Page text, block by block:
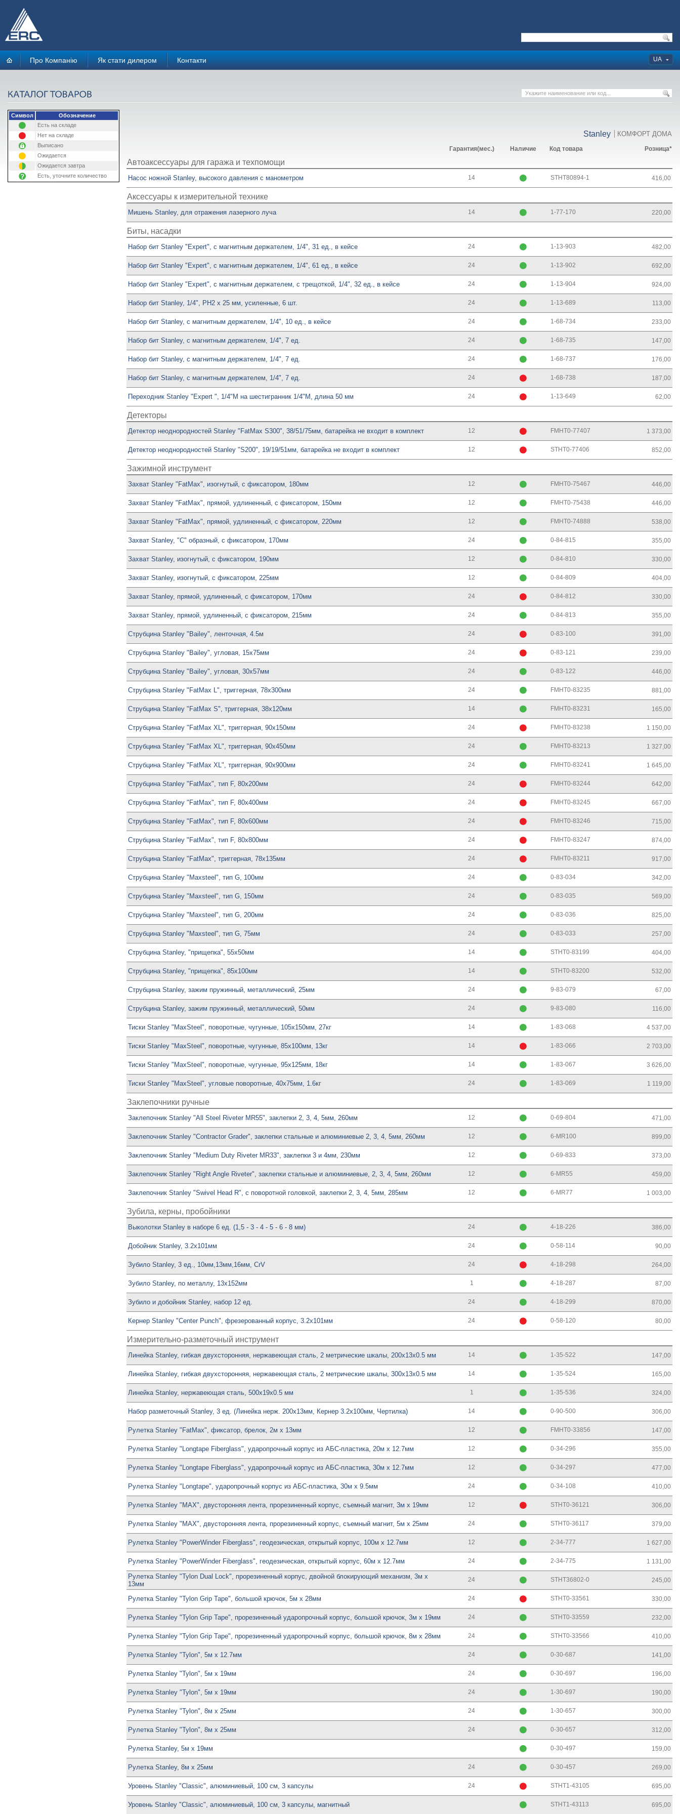
UA
Про Компанію Як стати дилером Контакти
Символ
Обозначение
Есть на складе
Нет на складе
Выписано
Ожидается
Ожидается завтра
Есть, уточните количество
КОМФОРТ ДОМА
Stanley
Гарантия(мес.) Наличие Код товара Розница*
Автоаксессуары для гаража и техпомощи
Насос ножной Stanley, высокого давления с манометром 14 STHT80894-1 416,00
Аксессуары к измерительной технике
Мишень Stanley, для отражения лазерного луча 14 1-77-170 220,00
Биты, насадки
Набор бит Stanley "Expert", с магнитным держателем, 1/4", 31 ед., в кейсе 24 1-13-903 482,00
Набор бит Stanley "Expert", с магнитным держателем, 1/4", 61 ед., в кейсе 24 1-13-902 692,00
Набор бит Stanley "Expert", с магнитным держателем, с трещоткой, 1/4", 32 ед., в кейсе 24 1-13-904 924,00
Набор бит Stanley, 1/4", PH2 х 25 мм, усиленные, 6 шт. 24 1-13-689 113,00
Набор бит Stanley, с магнитным держателем, 1/4", 10 ед., в кейсе 24 1-68-734 233,00
Набор бит Stanley, с магнитным держателем, 1/4", 7 ед. 24 1-68-735 147,00
Набор бит Stanley, с магнитным держателем, 1/4", 7 ед. 24 1-68-737 176,00
Набор бит Stanley, с магнитным держателем, 1/4", 7 ед. 24 1-68-738 187,00
Переходник Stanley "Expert ", 1/4"М на шестигранник 1/4"М, длина 50 мм 24 1-13-649 62,00
Детекторы
Детектор неоднородностей Stanley "FatMax S300", 38/51/75мм, батарейка не входит в комплект 12 FMHT0-77407 1 373,00
Детектор неоднородностей Stanley "S200", 19/19/51мм, батарейка не входит в комплект 12 STHT0-77406 852,00
Зажимной инструмент
Захват Stanley "FatMax", изогнутый, с фиксатором, 180мм 12 FMHT0-75467 446,00
Захват Stanley "FatMax", прямой, удлиненный, с фиксатором, 150мм 12 FMHT0-75438 446,00
Захват Stanley "FatMax", прямой, удлиненный, с фиксатором, 220мм 12 FMHT0-74888 538,00
Захват Stanley, "С" образный, с фиксатором, 170мм 24 0-84-815 355,00
Захват Stanley, изогнутый, с фиксатором, 190мм 12 0-84-810 330,00
Захват Stanley, изогнутый, с фиксатором, 225мм 12 0-84-809 404,00
Захват Stanley, прямой, удлиненный, с фиксатором, 170мм 24 0-84-812 330,00
Захват Stanley, прямой, удлиненный, с фиксатором, 215мм 24 0-84-813 355,00
Струбцина Stanley "Bailey", ленточная, 4.5м 24 0-83-100 391,00
Струбцина Stanley "Bailey", угловая, 15х75мм 24 0-83-121 239,00
Струбцина Stanley "Bailey", угловая, 30х57мм 24 0-83-122 446,00
Струбцина Stanley "FatMax L", триггерная, 78х300мм 24 FMHT0-83235 881,00
Струбцина Stanley "FatMax S", триггерная, 38х120мм 14 FMHT0-83231 165,00
Струбцина Stanley "FatMax XL", триггерная, 90х150мм 24 FMHT0-83238 1 150,00
Струбцина Stanley "FatMax XL", триггерная, 90х450мм 24 FMHT0-83213 1 327,00
Струбцина Stanley "FatMax XL", триггерная, 90х900мм 24 FMHT0-83241 1 645,00
Струбцина Stanley "FatMax", тип F, 80x200мм 24 FMHT0-83244 642,00
Струбцина Stanley "FatMax", тип F, 80x400мм 24 FMHT0-83245 667,00
Струбцина Stanley "FatMax", тип F, 80x600мм 24 FMHT0-83246 715,00
Струбцина Stanley "FatMax", тип F, 80x800мм 24 FMHT0-83247 874,00
Струбцина Stanley "FatMax", триггерная, 78х135мм 24 FMHT0-83211 917,00
Струбцина Stanley "Maxsteel", тип G, 100мм 24 0-83-034 342,00
Струбцина Stanley "Maxsteel", тип G, 150мм 24 0-83-035 569,00
Струбцина Stanley "Maxsteel", тип G, 200мм 24 0-83-036 825,00
Струбцина Stanley "Maxsteel", тип G, 75мм 24 0-83-033 257,00
Струбцина Stanley, "прищепка", 55х50мм 14 STHT0-83199 404,00
Струбцина Stanley, "прищепка", 85х100мм 14 STHT0-83200 532,00
Струбцина Stanley, зажим пружинный, металлический, 25мм 24 9-83-079 67,00
Струбцина Stanley, зажим пружинный, металлический, 50мм 24 9-83-080 116,00
Тиски Stanley "MaxSteel", поворотные, чугунные, 105х150мм, 27кг 14 1-83-068 4 537,00
Тиски Stanley "MaxSteel", поворотные, чугунные, 85х100мм, 13кг 14 1-83-066 2 703,00
Тиски Stanley "MaxSteel", поворотные, чугунные, 95х125мм, 18кг 14 1-83-067 3 626,00
Тиски Stanley "MaxSteel", угловые поворотные, 40х75мм, 1.6кг 24 1-83-069 1 119,00
Заклепочники ручные
Заклепочник Stanley "All Steel Riveter MR55", заклепки 2, 3, 4, 5мм, 260мм 12 0-69-804 471,00
Заклепочник Stanley "Contractor Grader", заклепки стальные и алюминиевые 2, 3, 4, 5мм, 260мм 12 6-MR100 899,00
Заклепочник Stanley "Medium Duty Riveter MR33", заклепки 3 и 4мм, 230мм 12 0-69-833 373,00
Заклепочник Stanley "Right Angle Riveter", заклепки стальные и алюминиевые, 2, 3, 4, 5мм, 260мм 12 6-MR55 459,00
Заклепочник Stanley "Swivel Head R", с поворотной головкой, заклепки 2, 3, 4, 5мм, 285мм 12 6-MR77 1 003,00
Зубила, керны, пробойники
Выколотки Stanley в наборе 6 ед. (1,5 - 3 - 4 - 5 - 6 - 8 мм) 24 4-18-226 386,00
Добойник Stanley, 3.2х101мм 24 0-58-114 90,00
Зубило Stanley, 3 ед., 10мм,13мм,16мм, CrV 24 4-18-298 264,00
Зубило Stanley, по металлу, 13х152мм 1 4-18-287 87,00
Зубило и добойник Stanley, набор 12 ед. 24 4-18-299 870,00
Кернер Stanley "Center Punch", фрезерованный корпус, 3.2х101мм 24 0-58-120 80,00
Измерительно-разметочный инструмент
Линейка Stanley, гибкая двухсторонняя, нержавеющая сталь, 2 метрические шкалы, 200х13х0.5 мм 14 1-35-522 147,00
Линейка Stanley, гибкая двухсторонняя, нержавеющая сталь, 2 метрические шкалы, 300х13х0.5 мм 14 1-35-524 165,00
Линейка Stanley, нержавеющая сталь, 500х19х0.5 мм 1 1-35-536 324,00
Набор разметочный Stanley, 3 ед. (Линейка нерж. 200х13мм, Кернер 3.2х100мм, Чертилка) 14 0-90-500 306,00
Рулетка Stanley "FatMax", фиксатор, брелок, 2м х 13мм 12 FMHT0-33856 147,00
Рулетка Stanley "Longtape Fiberglass", ударопрочный корпус из АБС-пластика, 20м х 12.7мм 12 0-34-296 355,00
Рулетка Stanley "Longtape Fiberglass", ударопрочный корпус из АБС-пластика, 30м х 12.7мм 12 0-34-297 477,00
Рулетка Stanley "Longtape", ударопрочный корпус из АБС-пластика, 30м х 9.5мм 24 0-34-108 410,00
Рулетка Stanley "MAX", двусторонняя лента, прорезиненный корпус, съемный магнит, 3м х 19мм 12 STHT0-36121 306,00
Рулетка Stanley "MAX", двусторонняя лента, прорезиненный корпус, съемный магнит, 5м х 25мм 24 STHT0-36117 379,00
Рулетка Stanley "PowerWinder Fiberglass", геодезическая, открытый корпус, 100м х 12.7мм 12 2-34-777 1 627,00
Рулетка Stanley "PowerWinder Fiberglass", геодезическая, открытый корпус, 60м х 12.7мм 24 2-34-775 1 131,00
Рулетка Stanley "Tylon Dual Lock", прорезиненный корпус, двойной блокирующий механизм, 3м х
13мм
24 STHT36802-0 245,00
Рулетка Stanley "Tylon Grip Tape", большой крючок, 5м х 28мм 24 STHT0-33561 330,00
Рулетка Stanley "Tylon Grip Tape", прорезиненный ударопрочный корпус, большой крючок, 3м х 19мм 24 STHT0-33559 232,00
Рулетка Stanley "Tylon Grip Tape", прорезиненный ударопрочный корпус, большой крючок, 8м х 28мм 24 STHT0-33566 410,00
Рулетка Stanley "Tylon", 5м х 12.7мм 24 0-30-687 141,00
Рулетка Stanley "Tylon", 5м х 19мм 24 0-30-697 196,00
Рулетка Stanley "Tylon", 5м х 19мм 24 1-30-697 190,00
Рулетка Stanley "Tylon", 8м х 25мм 24 1-30-657 300,00
Рулетка Stanley "Tylon", 8м х 25мм 24 0-30-657 312,00
Рулетка Stanley, 5м х 19мм 0-30-497 159,00
Рулетка Stanley, 8м х 25мм 24 0-30-457 269,00
Уровень Stanley "Classic", алюминиевый, 100 см, 3 капсулы 24 STHT1-43105 695,00
Уровень Stanley "Classic", алюминиевый, 100 см, 3 капсулы, магнитный STHT1-43113 695,00